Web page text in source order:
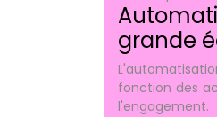
grande
fonction des
l'engagement.